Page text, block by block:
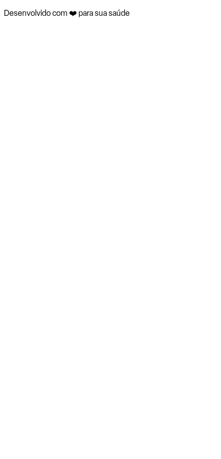
Desenvolvido com ❤️ para sua saúde